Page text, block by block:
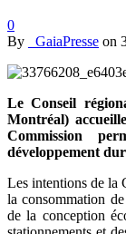
0
By
_GaiaPresse on
Le Conseil
Montréal)
Commission
développement
Les intentions de la
la consommation
de la conception